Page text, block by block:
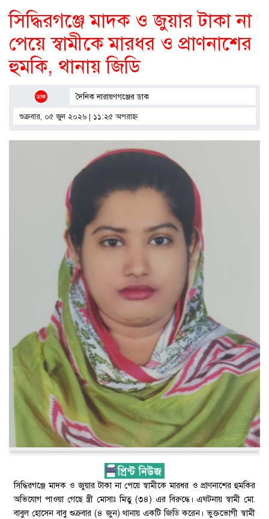
সিদ্ধিরগঞ্জে মাদক ও জুয়ার টাকা না
পেয়ে স্বামীকে মারধর ও প্রাণনাশের
হুমকি, থানায় জিডি
দৈনিক নারায়ণগঞ্জের ডাক
শুক্রবার, ০৫ জুন ২০২৬ | ১১:২৫ অপরাহ্ণ
সিদ্ধিরগঞ্জে মাদক ও জুয়ার টাকা না পেয়ে স্বামীকে মারধর ও প্রাণনাশের হুমকির
অভিযোগ পাওয়া গেছে স্ত্রী মোসাঃ মিতু (৩৪) এর বিরুদ্ধে। এঘটনায় স্বামী মো.
বাবুল হোসেন বাবু শুক্রবার (৪ জুন) থানায় একটি জিডি করেন। ভুক্তভোগী স্বামী